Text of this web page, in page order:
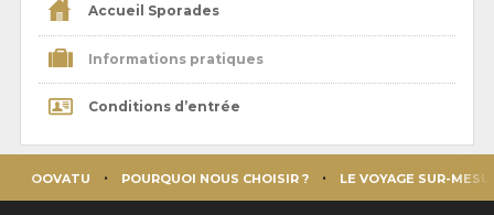
Accueil Sporades
Informations pratiques
Conditions d’entrée
OOVATU POURQUOI NOUS CHOISIR ? LE VOYAGE SUR-